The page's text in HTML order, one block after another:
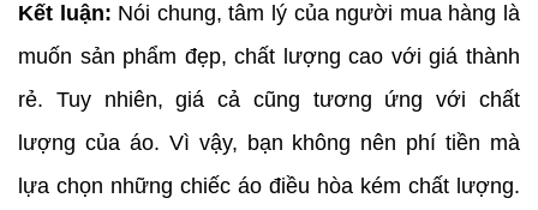
Kết luận: Nói chung, tâm lý của người mua hàng là
muốn sản phẩm đẹp, chất lượng cao với giá thành
rẻ. Tuy nhiên, giá cả cũng tương ứng với chất
lượng của áo. Vì vậy, bạn không nên phí tiền mà
lựa chọn những chiếc áo điều hòa kém chất lượng.